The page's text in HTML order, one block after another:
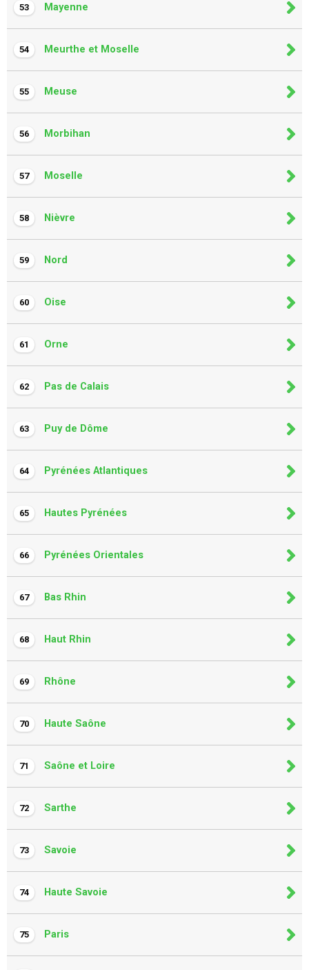
53 Mayenne
54 Meurthe et Moselle
55 Meuse
56 Morbihan
57 Moselle
58 Nièvre
59 Nord
60 Oise
61 Orne
62 Pas de Calais
63 Puy de Dôme
64 Pyrénées Atlantiques
65 Hautes Pyrénées
66 Pyrénées Orientales
67 Bas Rhin
68 Haut Rhin
69 Rhône
70 Haute Saône
71 Saône et Loire
72 Sarthe
73 Savoie
74 Haute Savoie
75 Paris